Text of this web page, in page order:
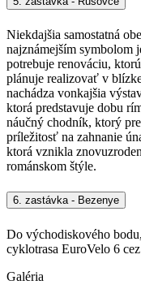
Niekdajšia samostatná
najznámejším
potrebuje renováciu,
plánuje realizovať v
nachádza vonkajšia
ktorá predstavuje dobu
náučný chodník, ktorý
príležitosť na zahnanie
ktorá vznikla
románskom štýle.
6. zastávka - Bezenye
Do východiskového
cyklotrasa EuroVelo 6
Galéria